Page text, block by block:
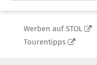
Werben auf STOL
Tourentipps